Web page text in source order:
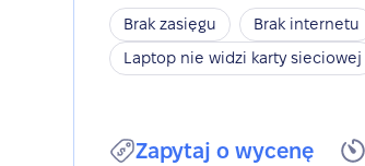
Brak zasięgu Brak internetu
Laptop nie widzi karty sieciowej
Zapytaj o wycenę